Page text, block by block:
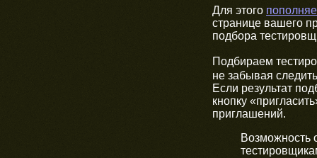
Для этого
странице вашего
подбора
Подбираем
не забывая
Если результат
кнопку
приглашений.
Возможность